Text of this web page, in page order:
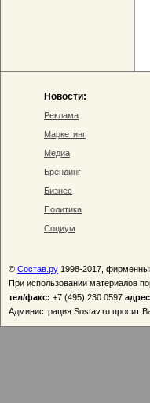
Новости:
Реклама
Маркетинг
Медиа
Брендинг
Бизнес
Политика
Социум
© Состав.ру 1998-2017,
При использовании материалов
тел/факс: +7 (495) 230 0597
Администрация Sostav.ru просит